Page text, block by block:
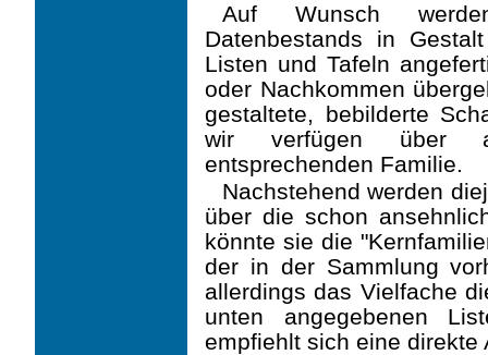
Auf Wunsch
Datenbestands in
Listen und Tafeln
oder Nachkom­men
gestaltete, bebilderte
wir verfügen über
entsprechenden Familie.
Nachstehend werden
über die schon
könnte sie die
der in der Sammlung
allerdings das Vielfache
unten angegebenen
empfiehlt sich eine direkte